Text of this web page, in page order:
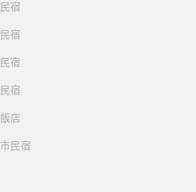
宿
宿
宿
宿
店
民宿